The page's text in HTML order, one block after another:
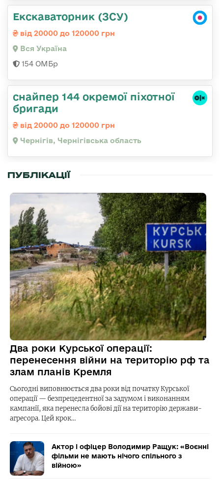
Екскаваторник (ЗСУ)
від 20000 до 120000 грн
Вся Україна
154 ОМБр
снайпер 144 окремої піхотної
бригади
від 20000 до 120000 грн
Чернігів, Чернігівська область
ПУБЛІКАЦІЇ
Два роки Курської операції:
перенесення війни на територію рф та
злам планів Кремля
Сьогодні виповнюється два роки від початку Курської
операції — безпрецедентної за задумом і виконанням
кампанії, яка перенесла бойові дії на територію держави-
агресора. Цей крок…
Актор і офіцер Володимир Ращук: «Воєнні
фільми не мають нічого спільного з
війною»